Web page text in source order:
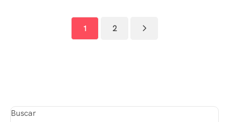
1 2
Buscar